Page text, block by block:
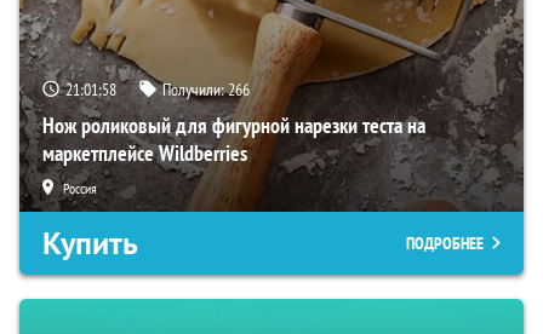
21:01:57 Получили:266
Нож роликовый для фигурной нарезки теста на
маркетплейсе Wildberries
Россия
Купить ПОДРОБНЕЕ